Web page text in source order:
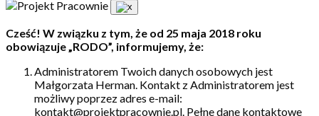
Cześć! W związku z tym, że od 25 maja 2018 roku
obowiązuje „RODO”, informujemy, że:
Administratorem Twoich danych osobowych jest
Małgorzata Herman. Kontakt z Administratorem jest
możliwy poprzez adres e-mail:
kontakt@projektpracownie.pl. Pełne dane kontaktowe